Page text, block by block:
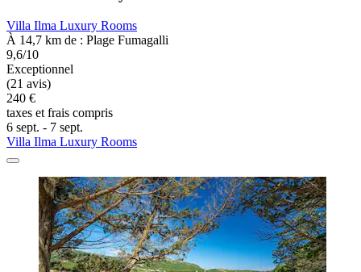
Villa Ilma Luxury Rooms
À 14,7 km de : Plage Fumagalli
9,6/10
Exceptionnel
(21 avis)
240 €
taxes et frais compris
6 sept. - 7 sept.
Villa Ilma Luxury Rooms